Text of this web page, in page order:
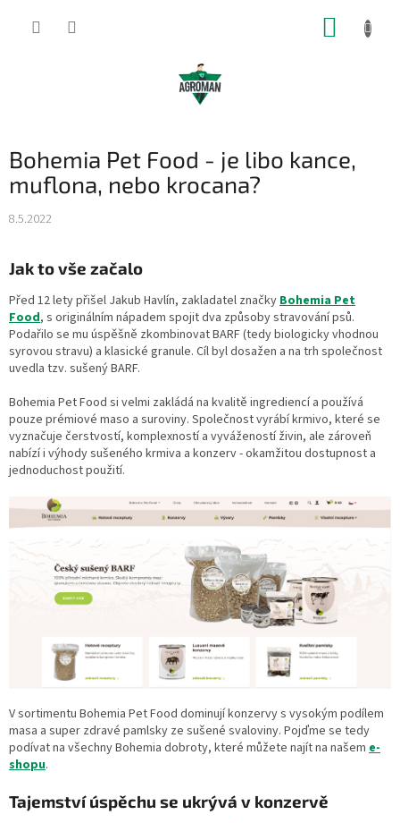
Bohemia Pet Food - je libo kance,
muflona, nebo krocana?
8.5.2022
Jak to vše začalo
Před 12 lety přišel Jakub Havlín, zakladatel značky Bohemia Pet
Food, s originálním nápadem spojit dva způsoby stravování psů.
Podařilo se mu úspěšně zkombinovat BARF (tedy biologicky vhodnou
syrovou stravu) a klasické granule. Cíl byl dosažen a na trh společnost
uvedla tzv. sušený BARF.
Bohemia Pet Food si velmi zakládá na kvalitě ingrediencí a používá
pouze prémiové maso a suroviny. Společnost vyrábí krmivo, které se
vyznačuje čerstvostí, komplexností a vyvážeností živin, ale zároveň
nabízí i výhody sušeného krmiva a konzerv - okamžitou dostupnost a
jednoduchost použití.
V sortimentu Bohemia Pet Food dominují konzervy s vysokým podílem
masa a super zdravé pamlsky ze sušené svaloviny. Pojďme se tedy
podívat na všechny Bohemia dobroty, které můžete najít na našem e-
shopu.
Tajemství úspěchu se ukrývá v konzervě